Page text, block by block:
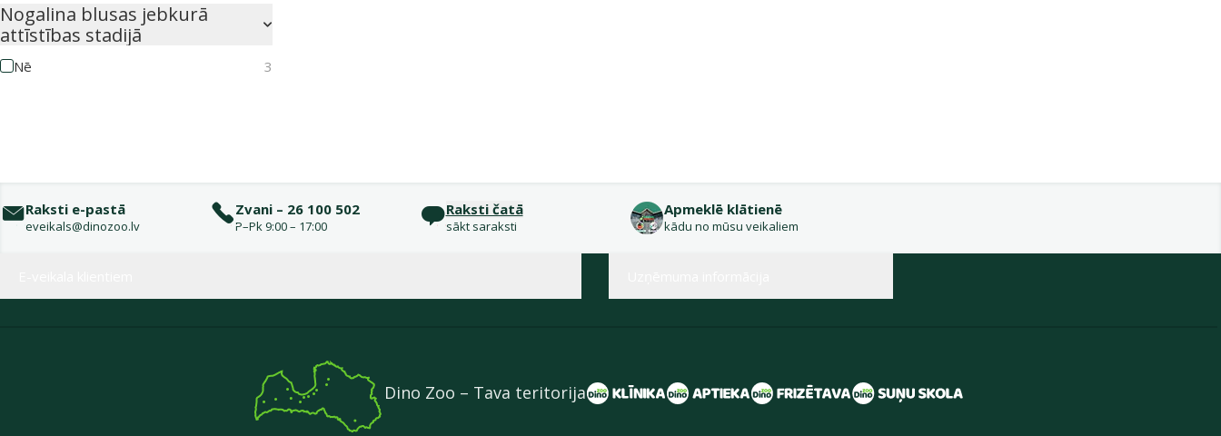
Nogalina blusas jebkurā
attīstības stadijā
Nē 3
Raksti e-pastā
eveikals@dinozoo.lv
Zvani – 26 100 502
P–Pk 9:00 – 17:00
Raksti čatā
sākt saraksti
Apmeklē klātienē
kādu no mūsu veikaliem
Dino Zoo – Tava teritorija